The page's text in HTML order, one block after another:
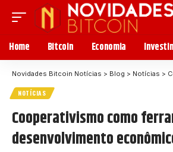
Home Bitcoin Economia
Novidades Bitcoin Notícias > Blog > Notícias >
NOTÍCIAS
Cooperativismo como
desenvolvimento